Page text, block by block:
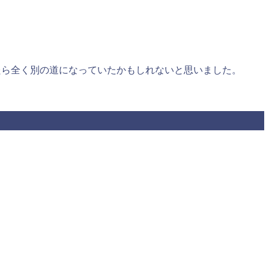
全く別の道になっていたかもしれないと思いました。